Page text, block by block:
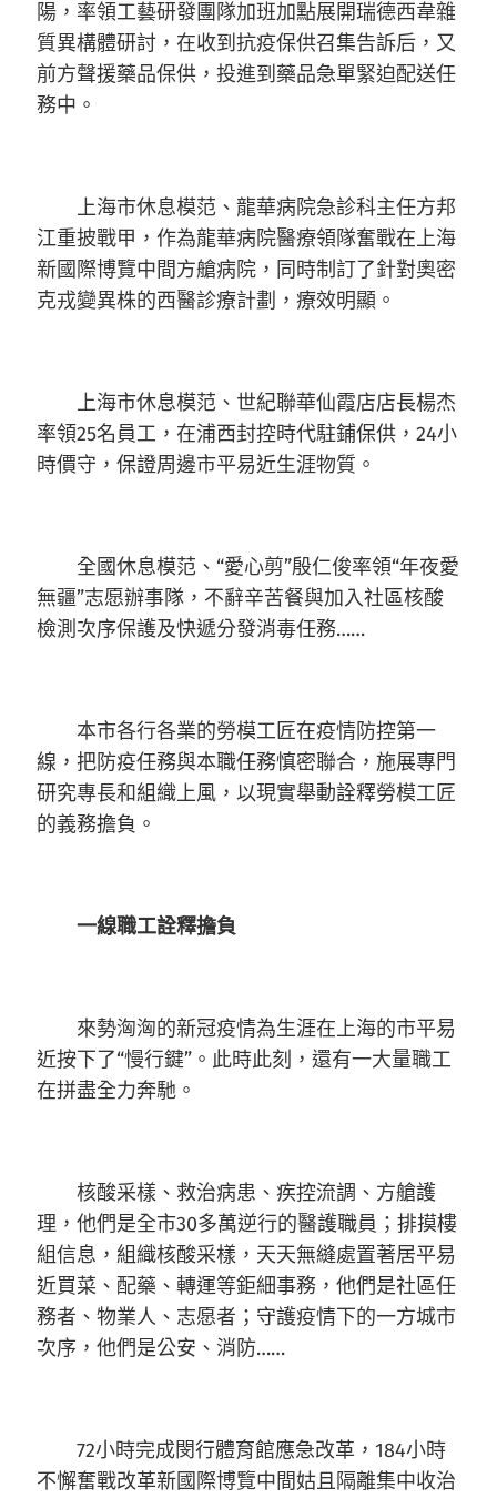
陽，率領工藝研發團隊加班加點展開瑞德西韋雜
質異構體研討，在收到抗疫保供召集告訴后，又
前方聲援藥品保供，投進到藥品急單緊迫配送任
務中。
上海市休息模范、龍華病院急診科主任方邦
江重披戰甲，作為龍華病院醫療領隊奮戰在上海
新國際博覽中間方艙病院，同時制訂了針對奧密
克戎變異株的西醫診療計劃，療效明顯。
上海市休息模范、世紀聯華仙霞店店長楊杰
率領25名員工，在浦西封控時代駐鋪保供，24小
時價守，保證周邊市平易近生涯物質。
全國休息模范、“愛心剪”殷仁俊率領“年夜愛
無疆”志愿辦事隊，不辭辛苦餐與加入社區核酸
檢測次序保護及快遞分發消毒任務……
本市各行各業的勞模工匠在疫情防控第一
線，把防疫任務與本職任務慎密聯合，施展專門
研究專長和組織上風，以現實舉動詮釋勞模工匠
的義務擔負。
一線職工詮釋擔負
來勢洶洶的新冠疫情為生涯在上海的市平易
近按下了“慢行鍵”。此時此刻，還有一大量職工
在拼盡全力奔馳。
核酸采樣、救治病患、疾控流調、方艙護
理，他們是全市30多萬逆行的醫護職員；排摸樓
組信息，組織核酸采樣，天天無縫處置著居平易
近買菜、配藥、轉運等鉅細事務，他們是社區任
務者、物業人、志愿者；守護疫情下的一方城市
次序，他們是公安、消防……
72小時完成閔行體育館應急改革，184小時
不懈奮戰改革新國際博覽中間姑且隔離集中收治